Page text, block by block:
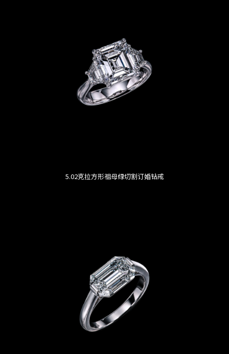
5.02克拉方形祖母绿切割订婚钻戒